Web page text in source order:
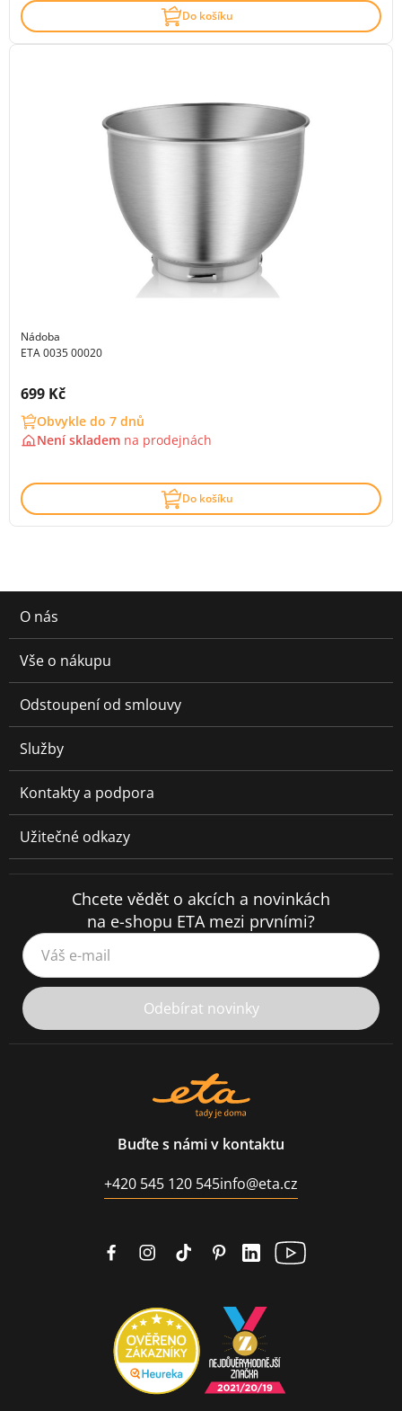
Do košíku
Nádoba
ETA 0035 00020
Cena s DPH:
699 Kč
Obvykle do 7 dnů
Není skladem na prodejnách
Do košíku
O nás
Vše o nákupu
Odstoupení od smlouvy
Služby
Kontakty a podpora
Užitečné odkazy
Chcete vědět o akcích a novinkách
na e-shopu ETA mezi prvními?
Váš e-mail
Odebírat novinky
Buďte s námi v kontaktu
+420 545 120 545info@eta.cz